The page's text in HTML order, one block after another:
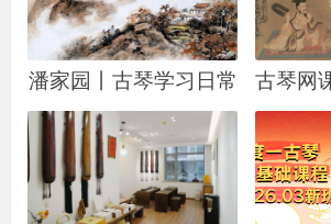
潘家园丨古琴学习日常 古琴网